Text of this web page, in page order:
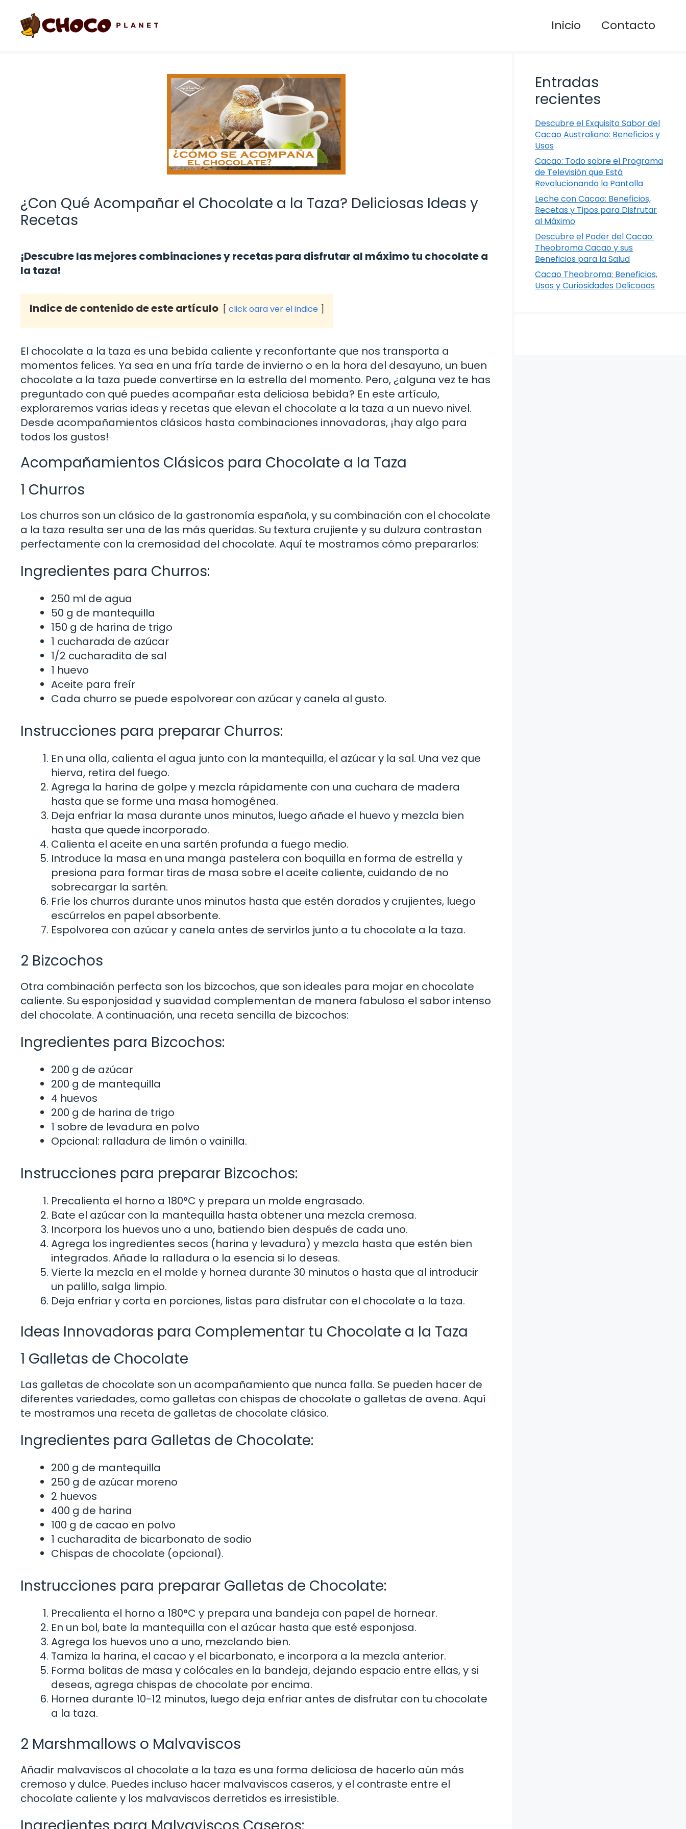
contenido
Inicio Contacto
¿Con Qué Acompañar el Chocolate a la Taza? Deliciosas Ideas y
Recetas
¡Descubre las mejores combinaciones y recetas para disfrutar al máximo tu chocolate a
la taza!
Indice de contenido de este artículo click oara ver el indice
El chocolate a la taza es una bebida caliente y reconfortante que nos transporta a
momentos felices. Ya sea en una fría tarde de invierno o en la hora del desayuno, un buen
chocolate a la taza puede convertirse en la estrella del momento. Pero, ¿alguna vez te has
preguntado con qué puedes acompañar esta deliciosa bebida? En este artículo,
exploraremos varias ideas y recetas que elevan el chocolate a la taza a un nuevo nivel.
Desde acompañamientos clásicos hasta combinaciones innovadoras, ¡hay algo para
todos los gustos!
Acompañamientos Clásicos para Chocolate a la Taza
1 Churros
Los churros son un clásico de la gastronomía española, y su combinación con el chocolate
a la taza resulta ser una de las más queridas. Su textura crujiente y su dulzura contrastan
perfectamente con la cremosidad del chocolate. Aquí te mostramos cómo prepararlos:
Ingredientes para Churros:
250 ml de agua
50 g de mantequilla
150 g de harina de trigo
1 cucharada de azúcar
1/2 cucharadita de sal
1 huevo
Aceite para freír
Cada churro se puede espolvorear con azúcar y canela al gusto.
Instrucciones para preparar Churros:
En una olla, calienta el agua junto con la mantequilla, el azúcar y la sal. Una vez que
hierva, retira del fuego.
Agrega la harina de golpe y mezcla rápidamente con una cuchara de madera
hasta que se forme una masa homogénea.
Deja enfriar la masa durante unos minutos, luego añade el huevo y mezcla bien
hasta que quede incorporado.
Calienta el aceite en una sartén profunda a fuego medio.
Introduce la masa en una manga pastelera con boquilla en forma de estrella y
presiona para formar tiras de masa sobre el aceite caliente, cuidando de no
sobrecargar la sartén.
Fríe los churros durante unos minutos hasta que estén dorados y crujientes, luego
escúrrelos en papel absorbente.
Espolvorea con azúcar y canela antes de servirlos junto a tu chocolate a la taza.
2 Bizcochos
Otra combinación perfecta son los bizcochos, que son ideales para mojar en chocolate
caliente. Su esponjosidad y suavidad complementan de manera fabulosa el sabor intenso
del chocolate. A continuación, una receta sencilla de bizcochos:
Ingredientes para Bizcochos:
200 g de azúcar
200 g de mantequilla
4 huevos
200 g de harina de trigo
1 sobre de levadura en polvo
Opcional: ralladura de limón o vainilla.
Instrucciones para preparar Bizcochos:
Precalienta el horno a 180°C y prepara un molde engrasado.
Bate el azúcar con la mantequilla hasta obtener una mezcla cremosa.
Incorpora los huevos uno a uno, batiendo bien después de cada uno.
Agrega los ingredientes secos (harina y levadura) y mezcla hasta que estén bien
integrados. Añade la ralladura o la esencia si lo deseas.
Vierte la mezcla en el molde y hornea durante 30 minutos o hasta que al introducir
un palillo, salga limpio.
Deja enfriar y corta en porciones, listas para disfrutar con el chocolate a la taza.
Ideas Innovadoras para Complementar tu Chocolate a la Taza
1 Galletas de Chocolate
Las galletas de chocolate son un acompañamiento que nunca falla. Se pueden hacer de
diferentes variedades, como galletas con chispas de chocolate o galletas de avena. Aquí
te mostramos una receta de galletas de chocolate clásico.
Ingredientes para Galletas de Chocolate:
200 g de mantequilla
250 g de azúcar moreno
2 huevos
400 g de harina
100 g de cacao en polvo
1 cucharadita de bicarbonato de sodio
Chispas de chocolate (opcional).
Instrucciones para preparar Galletas de Chocolate:
Precalienta el horno a 180°C y prepara una bandeja con papel de hornear.
En un bol, bate la mantequilla con el azúcar hasta que esté esponjosa.
Agrega los huevos uno a uno, mezclando bien.
Tamiza la harina, el cacao y el bicarbonato, e incorpora a la mezcla anterior.
Forma bolitas de masa y colócales en la bandeja, dejando espacio entre ellas, y si
deseas, agrega chispas de chocolate por encima.
Hornea durante 10-12 minutos, luego deja enfriar antes de disfrutar con tu chocolate
a la taza.
2 Marshmallows o Malvaviscos
Añadir malvaviscos al chocolate a la taza es una forma deliciosa de hacerlo aún más
cremoso y dulce. Puedes incluso hacer malvaviscos caseros, y el contraste entre el
chocolate caliente y los malvaviscos derretidos es irresistible.
Entradas
recientes
Descubre el Exquisito Sabor del
Cacao Australiano: Beneficios y
Usos
Cacao: Todo sobre el Programa
de Televisión que Está
Revolucionando la Pantalla
Leche con Cacao: Beneficios,
Recetas y Tipos para Disfrutar
al Máximo
Descubre el Poder del Cacao:
Theobroma Cacao y sus
Beneficios para la Salud
Cacao Theobroma: Beneficios,
Usos y Curiosidades Delicoaos